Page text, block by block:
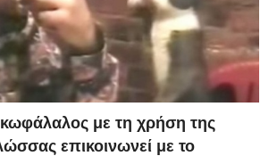
με τη χρήση της
επικοινωνεί με το